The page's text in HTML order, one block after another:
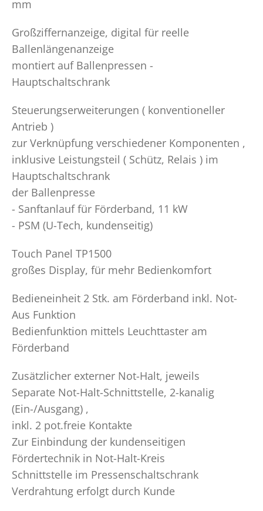
mm
Großziffernanzeige, digital für reelle
Ballenlängenanzeige
montiert auf Ballenpressen -
Hauptschaltschrank
Steuerungserweiterungen ( konventioneller
Antrieb )
zur Verknüpfung verschiedener Komponenten ,
inklusive Leistungsteil ( Schütz, Relais ) im
Hauptschaltschrank
der Ballenpresse
- Sanftanlauf für Förderband, 11 kW
- PSM (U-Tech, kundenseitig)
Touch Panel TP1500
großes Display, für mehr Bedienkomfort
Bedieneinheit 2 Stk. am Förderband inkl. Not-
Aus Funktion
Bedienfunktion mittels Leuchttaster am
Förderband
Zusätzlicher externer Not-Halt, jeweils
Separate Not-Halt-Schnittstelle, 2-kanalig
(Ein-/Ausgang) ,
inkl. 2 pot.freie Kontakte
Zur Einbindung der kundenseitigen
Fördertechnik in Not-Halt-Kreis
Schnittstelle im Pressenschaltschrank
Verdrahtung erfolgt durch Kunde